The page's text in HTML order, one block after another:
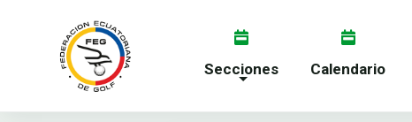
Secciones Calendario